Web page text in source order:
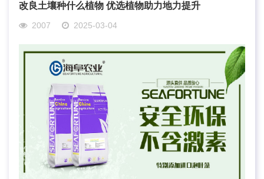
改良土壤种什么植物 优选植物助力地力提升
2007 2025-03-04